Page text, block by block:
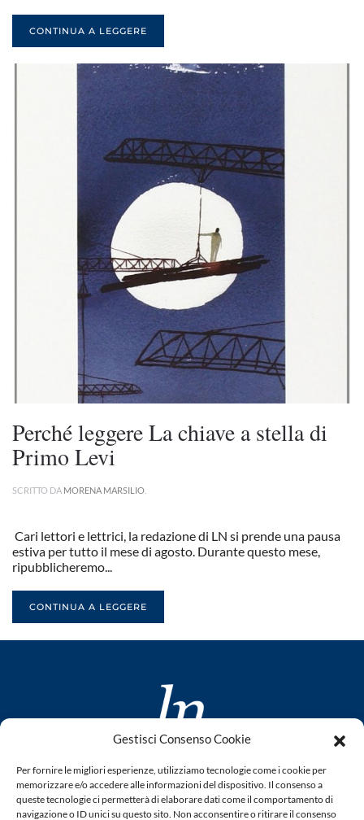
Gestisci Consenso Cookie
Per fornire le migliori esperienze, utilizziamo tecnologie come i cookie per
memorizzare e/o accedere alle informazioni del dispositivo. Il consenso a
queste tecnologie ci permetterà di elaborare dati come il comportamento di
navigazione o ID unici su questo sito. Non acconsentire o ritirare il consenso
CONTINUA A LEGGERE
Perché leggere La chiave a stella di
Primo Levi
SCRITTO DA MORENA MARSILIO
Cari lettori e lettrici, la redazione di LN si prende una pausa
estiva per tutto il mese di agosto. Durante questo mese,
ripubblicheremo...
CONTINUA A LEGGERE
www.laletteraturaenoi.it
fondato da Romano Luperini
Questo blog non rappresenta una testata giornalistica in